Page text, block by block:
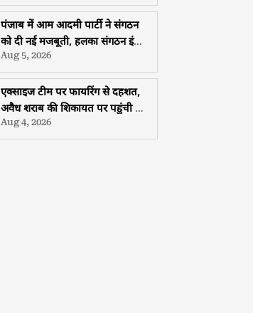
पंजाब में आम आदमी पार्टी ने संगठन
को दी नई मजबूती, हलका संगठन इंचार्ज
और 45 ब्लॉक अध्यक्षों की नियुक्ति
Aug 5, 2026
एक्साइज टीम पर फायरिंग से दहशत,
अवैध शराब की शिकायत पर पहुंची टीम
को जान बचाकर भागना पड़ा
Aug 4, 2026